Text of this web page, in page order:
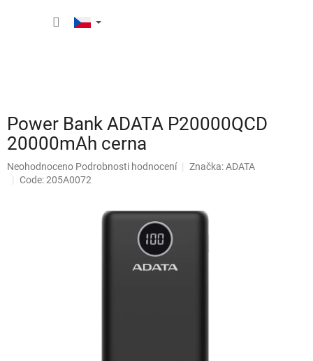
Power Bank ADATA P20000QCD
20000mAh cerna
Průměrné
hodnocení
Neohodnoceno Podrobnosti hodnocení Značka:ADATA
Code: 205A0072